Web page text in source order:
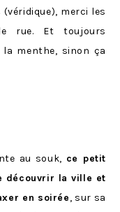
merci les
rue. Et toujours
la menthe, sinon ça
au souk, ce petit
découvrir la ville et
en soirée, sur sa